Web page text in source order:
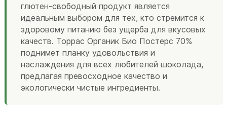
глютен-свободный продукт является
идеальным выбором для тех, кто стремится к
здоровому питанию без ущерба для вкусовых
качеств. Торрас Органик Био Постерс 70%
поднимет планку удовольствия и
наслаждения для всех любителей шоколада,
предлагая превосходное качество и
экологически чистые ингредиенты.